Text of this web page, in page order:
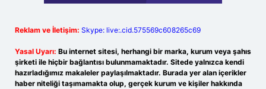
Reklam ve İletişim: Skype: live:.cid.575569c608265c69
Yasal Uyarı: Bu internet sitesi, herhangi bir marka, kurum veya şahıs
şirketi ile hiçbir bağlantısı bulunmamaktadır. Sitede yalnızca kendi
hazırladığımız makaleler paylaşılmaktadır. Burada yer alan içerikler
haber niteliği taşımamakta olup, gerçek kurum ve kişiler hakkında